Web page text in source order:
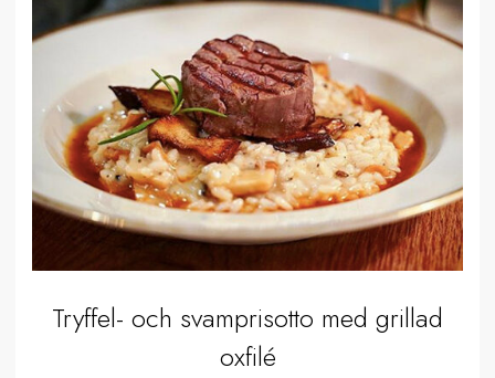
Tryffel- och svamprisotto med grillad
oxfilé